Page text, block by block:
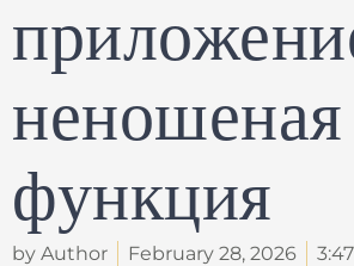
неношеная
функция
by Author February 28, 2026